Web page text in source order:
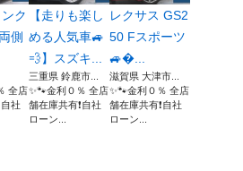
ク
側
全店
自社
【走りも楽し
める人気車🚙
💨】スズキ...
三重県 鈴鹿市...
✨🐾金利０％ 全店
舗在庫共有❗️自社
ローン...
レクサス GS2
50 Fスポーツ
🚙...
滋賀県 大津市...
✨🐾金利０％ 全店
舗在庫共有❗️自社
ローン...